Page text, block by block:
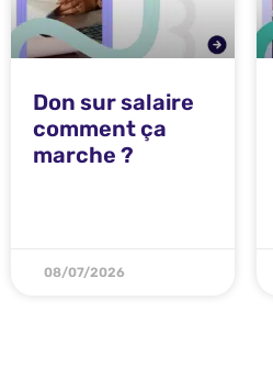
Don sur salaire
comment ça
marche ?
08/07/2026